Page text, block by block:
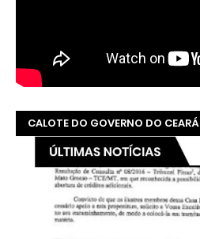
CALOTE DO GOVERNO DO CEARÁ